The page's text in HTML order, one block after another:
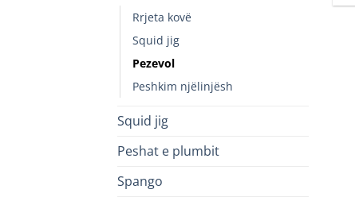
Rrjeta kovë
Squid jig
Pezevol
Peshkim njëlinjësh
Squid jig
Peshat e plumbit
Spango